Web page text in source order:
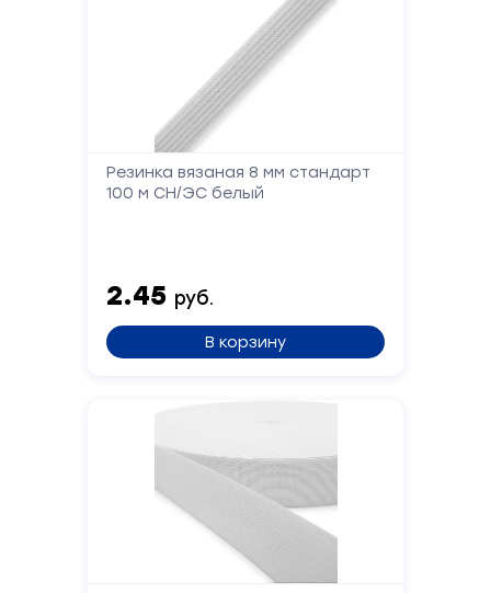
Резинка вязаная 8 мм стандарт
100 м СН/ЭС белый
2.45 руб.
В корзину
обратной
и
мы
имя
Телефон